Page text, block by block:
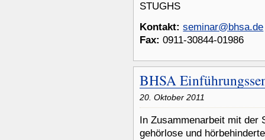
STUGHS
Kontakt: seminar@bhsa.de
Fax: 0911-30844-01986
BHSA
20. Oktober 2011
In Zusammenarbeit mit
gehörlose und